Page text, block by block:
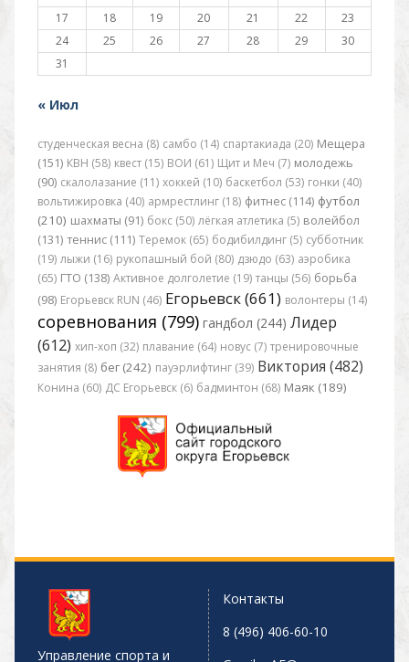
17
18 19 20 21 22
23
24
25 26 27 28 29
30
31
« Июл
студенческая весна (8) самбо (14) спартакиада (20) Мещера
(151) КВН (58) квест (15) ВОИ (61) Щит и Меч (7) молодежь
(90) скалолазание (11) хоккей (10) баскетбол (53) гонки (40)
вольтижировка (40) армрестлинг (18) фитнес (114) футбол
(210) шахматы (91) бокс (50) лёгкая атлетика (5) волейбол
(131) теннис (111) Теремок (65) бодибилдинг (5) субботник
(19) лыжи (16) рукопашный бой (80) дзюдо (63) аэробика
(65) ГТО (138) Активное долголетие (19) танцы (56) борьба
(98) Егорьевск RUN (46) Егорьевск (661) волонтеры (14)
соревнования (799) гандбол (244) Лидер
(612) хип-хоп (32) плавание (64) новус (7) тренировочные
занятия (8) бег (242) пауэрлифтинг (39) Виктория (482)
Конина (60) ДС Егорьевск (6) бадминтон (68) Маяк (189)
Управление спорта и
Контакты
8 (496) 406-60-10